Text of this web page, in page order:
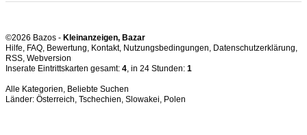
©2026 Bazos - Kleinanzeigen, Bazar
Hilfe, FAQ, Bewertung, Kontakt, Nutzungsbedingungen, Datenschutzerklärung,
RSS,
Inserate Eintrittskarten gesamt: 4, in 24 Stunden: 1
Alle Kategorien, Beliebte Suchen
Länder: Österreich, Tschechien, Slowakei, Polen